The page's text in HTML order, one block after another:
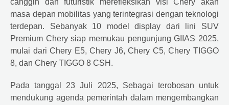
canggih dan futuristik merefleksikan visi Chery akan
masa depan mobilitas yang terintegrasi dengan teknologi
terdepan. Sebanyak 10 model display dari lini SUV
Premium Chery siap memukau pengunjung GIIAS 2025,
mulai dari Chery E5, Chery J6, Chery C5, Chery TIGGO
8, dan Chery TIGGO 8 CSH.
Pada tanggal 23 Juli 2025, Sebagai terobosan untuk
mendukung agenda pemerintah dalam mengembangkan